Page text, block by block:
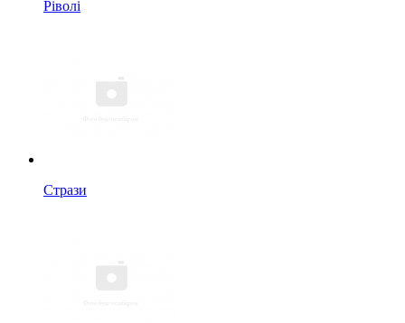
Ріволі
Стрази